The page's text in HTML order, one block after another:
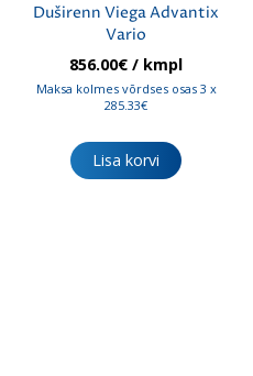
Duširenn Viega Advantix
Vario
856.00€ / kmpl
Maksa kolmes võrdses osas 3 x
285.33€
Lisa korvi